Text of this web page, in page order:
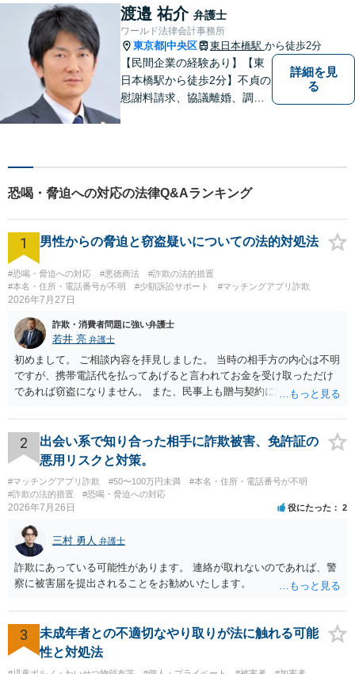
りますので、ぜひお気軽にご
相談ください。【浅草橋駅1
分】
渡邉 祐介 弁護士
ワールド法律会計事務所
東京都 中央区 東日本橋駅 から徒歩2分
【民間企業の経験あり】【東
日本橋駅から徒歩2分】不貞の
慰謝料請求、協議離婚、調停
さい。最大の味方としてじっ
くりお話をお伺いします。
【粘り強い交渉が強み】
詳細を見
る
恐喝・脅迫への対応の法律Q&Aランキング
1 男性からの脅迫と窃盗疑いについての法的対処法
#恐喝・脅迫への対応 #悪徳商法
#詐欺の法的措置
#本名・住所・電話番号が不明
#少額訴訟サポート #マッチングアプリ詐欺
2026年7月27日
詐欺・消費者問題に強い弁護士
若井 亮 弁護士
初めまして。 ご相談内容を拝見しました。 当時の相手方の内心は不明
ですが、携帯電話代を払ってあげると言われてお金を受け取っただけ
であれば窃盗になりません。 また、民事上も贈与契約に該当すると思
ず、可能であればブロックをするようにしてください。 ご不安であれ
ば、最寄りの警察署に相談をしても良いかもしれません。 以上、ご参
考になれば幸いです。
2
出会い系で知り合った相手に詐欺被害、免許証の
悪用リスクと対策。
#マッチングアプリ詐欺 #50〜100万円未満
#本名・住所・電話番号が不明
#詐欺の法的措置
#恐喝・脅迫への対応
2026年7月26日 役にたった 2
三村 勇人 弁護士
詐欺にあっている可能性があります。 連絡が取れないのであれば、警
察に被害届を提出されることをお勧めいたします。
3
未成年者との不適切なやり取りが法に触れる可能
性と対処法